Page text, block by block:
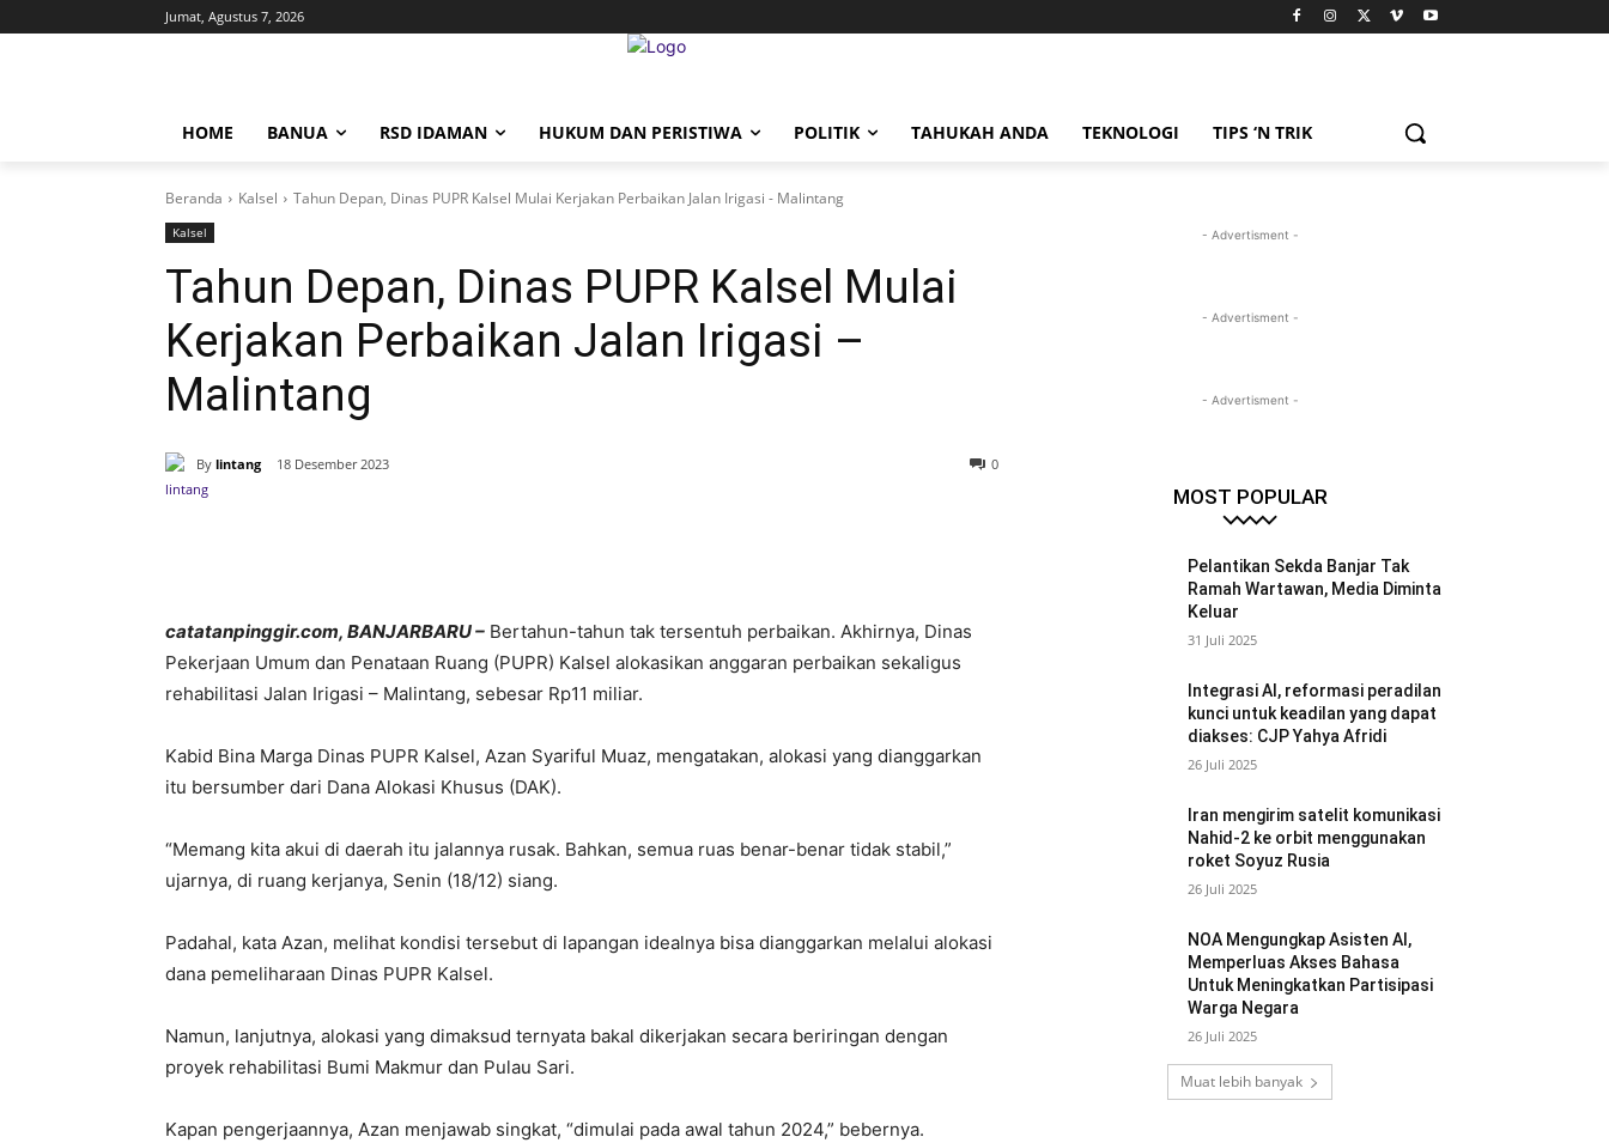
Jumat, Agustus 7, 2026
HOME BANUA RSD IDAMAN HUKUM DAN PERISTIWA POLITIK TAHUKAH ANDA TEKNOLOGI TIPS ‘N TRIK
Beranda Kalsel Tahun Depan, Dinas PUPR Kalsel Mulai Kerjakan Perbaikan Jalan Irigasi - Malintang
Kalsel
Tahun Depan, Dinas PUPR Kalsel Mulai
Kerjakan Perbaikan Jalan Irigasi –
Malintang
By lintang 18 Desember 2023 0
catatanpinggir.com, BANJARBARU – Bertahun-tahun tak tersentuh perbaikan. Akhirnya, Dinas
Pekerjaan Umum dan Penataan Ruang (PUPR) Kalsel alokasikan anggaran perbaikan sekaligus
rehabilitasi Jalan Irigasi – Malintang, sebesar Rp11 miliar.
Kabid Bina Marga Dinas PUPR Kalsel, Azan Syariful Muaz, mengatakan, alokasi yang dianggarkan
itu bersumber dari Dana Alokasi Khusus (DAK).
“Memang kita akui di daerah itu jalannya rusak. Bahkan, semua ruas benar-benar tidak stabil,”
ujarnya, di ruang kerjanya, Senin (18/12) siang.
Padahal, kata Azan, melihat kondisi tersebut di lapangan idealnya bisa dianggarkan melalui alokasi
dana pemeliharaan Dinas PUPR Kalsel.
Namun, lanjutnya, alokasi yang dimaksud ternyata bakal dikerjakan secara beriringan dengan
proyek rehabilitasi Bumi Makmur dan Pulau Sari.
Kapan pengerjaannya, Azan menjawab singkat, “dimulai pada awal tahun 2024,” bebernya.
- Advertisment -
- Advertisment -
- Advertisment -
MOST POPULAR
Pelantikan Sekda Banjar Tak
Ramah Wartawan, Media Diminta
Keluar
31 Juli 2025
Integrasi AI, reformasi peradilan
kunci untuk keadilan yang dapat
diakses: CJP Yahya Afridi
26 Juli 2025
Iran mengirim satelit komunikasi
Nahid-2 ke orbit menggunakan
roket Soyuz Rusia
26 Juli 2025
NOA Mengungkap Asisten AI,
Memperluas Akses Bahasa
Untuk Meningkatkan Partisipasi
Warga Negara
26 Juli 2025
Muat lebih banyak